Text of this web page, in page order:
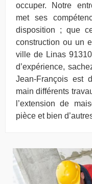
occuper. Notre
met ses
disposition ; que
construction ou un
ville de Linas
d’expérience,
Jean-François est
main différents
l’extension de
pièce et bien